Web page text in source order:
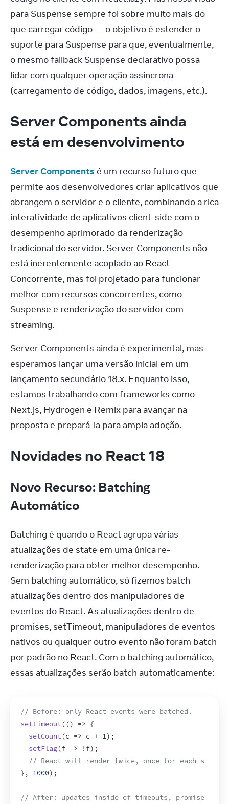
para Suspense sempre foi sobre muito mais do
que carregar código — o objetivo é estender o
suporte para Suspense para que, eventualmente,
o mesmo fallback Suspense declarativo possa
lidar com qualquer operação assíncrona
(carregamento de código, dados, imagens, etc.).
Server Components ainda
está em desenvolvimento
Server Components é um recurso futuro que
permite aos desenvolvedores criar aplicativos que
abrangem o servidor e o cliente, combinando a rica
interatividade de aplicativos client-side com o
desempenho aprimorado da renderização
tradicional do servidor. Server Components não
está inerentemente acoplado ao React
Concorrente, mas foi projetado para funcionar
melhor com recursos concorrentes, como
Suspense e renderização do servidor com
streaming.
Server Components ainda é experimental, mas
esperamos lançar uma versão inicial em um
lançamento secundário 18.x. Enquanto isso,
estamos trabalhando com frameworks como
Next.js, Hydrogen e Remix para avançar na
proposta e prepará-la para ampla adoção.
Novidades no React 18
Novo Recurso: Batching
Automático
Batching é quando o React agrupa várias
atualizações de state em uma única re-
renderização para obter melhor desempenho.
Sem batching automático, só fizemos batch
atualizações dentro dos manipuladores de
eventos do React. As atualizações dentro de
promises, setTimeout, manipuladores de eventos
nativos ou qualquer outro evento não foram batch
por padrão no React. Com o batching automático,
essas atualizações serão batch automaticamente:
// Before: only React events were batched.
setTimeout(() => {
setCount(c => c + 1) ;
setFlag(f => ! f) ;
// React will render twice, once for each state
} , 1000) ;
// After: updates inside of timeouts, promises,